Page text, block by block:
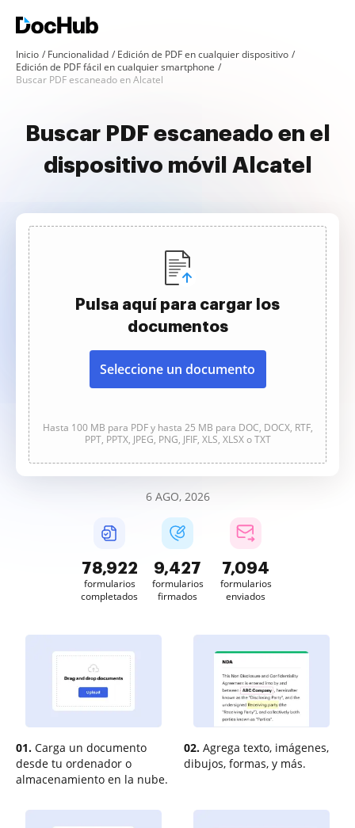
Inicio Funcionalidad
Edición de PDF en cualquier dispositivo
Edición de PDF fácil en cualquier smartphone
Buscar PDF escaneado en Alcatel
Buscar PDF escaneado en el
dispositivo móvil Alcatel
Pulsa aquí para cargar los
documentos
Seleccione un documento
Hasta 100 MB para PDF y hasta 25 MB para DOC, DOCX, RTF,
PPT, PPTX, JPEG, PNG, JFIF, XLS, XLSX o TXT
6 AGO, 2026
78,922
formularios
completados
9,427
formularios
firmados
7,094
formularios
enviados
01. Carga un documento
desde tu ordenador o
almacenamiento en la nube.
02. Agrega texto, imágenes,
dibujos, formas, y más.